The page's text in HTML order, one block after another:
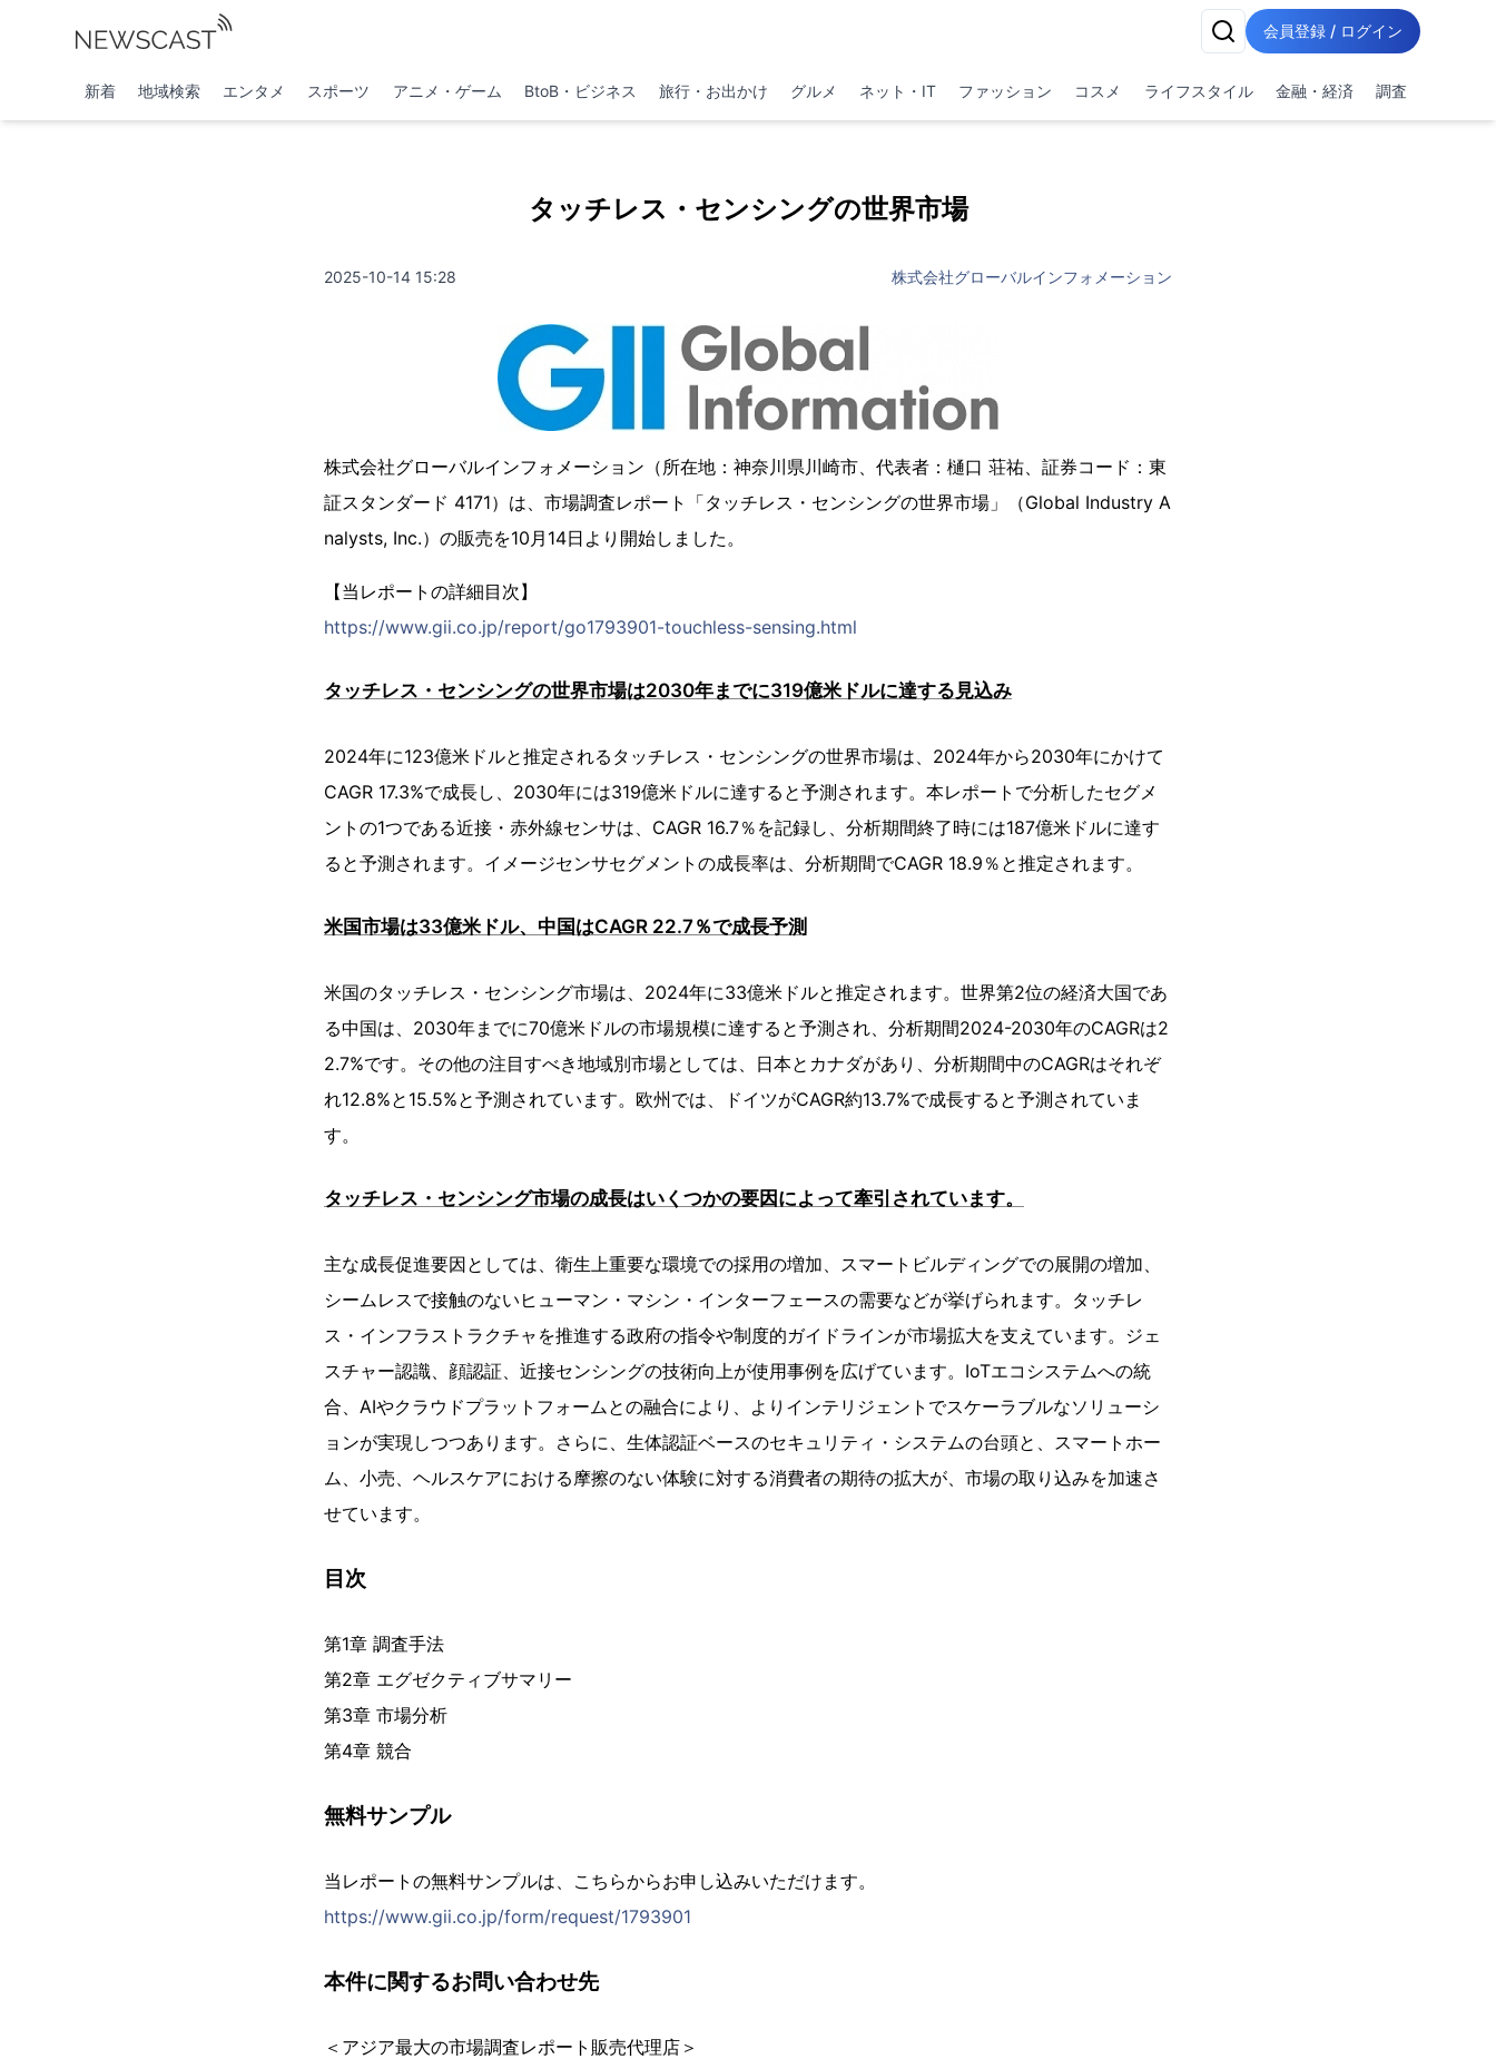
会員登録 / ログイン
新着 地域検索 エンタメ スポーツ アニメ・ゲーム BtoB・ビジネス 旅行・お出かけ グルメ ネット・IT ファッション コスメ ライフスタイル 金融・経済 調査
タッチレス・センシングの世界市場
2025-10-14 15:28 株式会社グローバルインフォメーション
株式会社グローバルインフォメーション（所在地：神奈川県川崎市、代表者：樋口 荘祐、証券コード：東
証スタンダード 4171）は、市場調査レポート「タッチレス・センシングの世界市場」（Global Industry A
nalysts, Inc.）の販売を10月14日より開始しました。
【当レポートの詳細目次】
https://www.gii.co.jp/report/go1793901-touchless-sensing.html
タッチレス・センシングの世界市場は2030年までに319億米ドルに達する見込み
2024年に123億米ドルと推定されるタッチレス・センシングの世界市場は、2024年から2030年にかけて
CAGR 17.3%で成長し、2030年には319億米ドルに達すると予測されます。本レポートで分析したセグメ
ントの1つである近接・赤外線センサは、CAGR 16.7％を記録し、分析期間終了時には187億米ドルに達す
ると予測されます。イメージセンサセグメントの成長率は、分析期間でCAGR 18.9％と推定されます。
米国市場は33億米ドル、中国はCAGR 22.7％で成長予測
米国のタッチレス・センシング市場は、2024年に33億米ドルと推定されます。世界第2位の経済大国であ
る中国は、2030年までに70億米ドルの市場規模に達すると予測され、分析期間2024-2030年のCAGRは2
2.7%です。その他の注目すべき地域別市場としては、日本とカナダがあり、分析期間中のCAGRはそれぞ
れ12.8%と15.5%と予測されています。欧州では、ドイツがCAGR約13.7%で成長すると予測されていま
す。
タッチレス・センシング市場の成長はいくつかの要因によって牽引されています。
主な成長促進要因としては、衛生上重要な環境での採用の増加、スマートビルディングでの展開の増加、
シームレスで接触のないヒューマン・マシン・インターフェースの需要などが挙げられます。タッチレ
ス・インフラストラクチャを推進する政府の指令や制度的ガイドラインが市場拡大を支えています。ジェ
スチャー認識、顔認証、近接センシングの技術向上が使用事例を広げています。IoTエコシステムへの統
合、AIやクラウドプラットフォームとの融合により、よりインテリジェントでスケーラブルなソリューシ
ョンが実現しつつあります。さらに、生体認証ベースのセキュリティ・システムの台頭と、スマートホー
ム、小売、ヘルスケアにおける摩擦のない体験に対する消費者の期待の拡大が、市場の取り込みを加速さ
せています。
目次
第1章 調査手法
第2章 エグゼクティブサマリー
第3章 市場分析
第4章 競合
無料サンプル
当レポートの無料サンプルは、こちらからお申し込みいただけます。
https://www.gii.co.jp/form/request/1793901
本件に関するお問い合わせ先
＜アジア最大の市場調査レポート販売代理店＞